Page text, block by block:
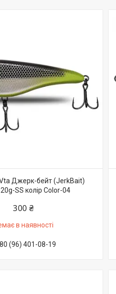
Джерк-бейт (JerkBait)
SS колір Color-04
300 ₴
в наявності
(96) 401-08-19